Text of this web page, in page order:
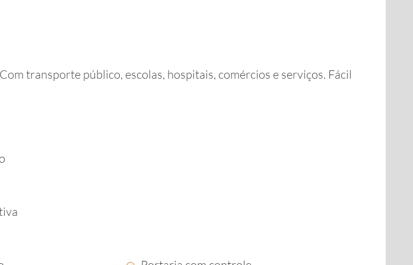
transporte público, escolas, hospitais, comércios e serviços. Fácil